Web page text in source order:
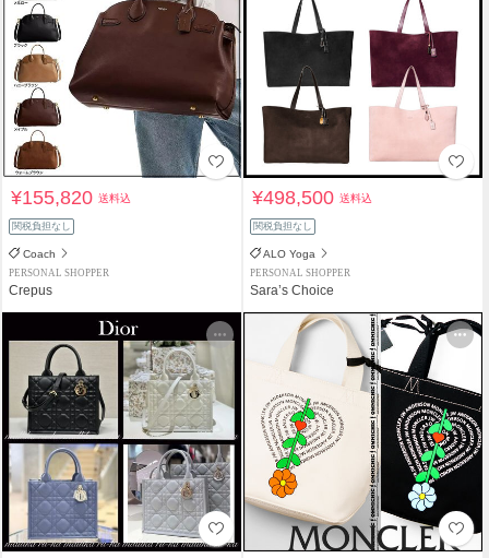
¥155,820送料込
関税負担なし
Coach
PERSONAL SHOPPER
Crepus
¥498,500送料込
関税負担なし
ALO Yoga
PERSONAL SHOPPER
Sara’s Choice